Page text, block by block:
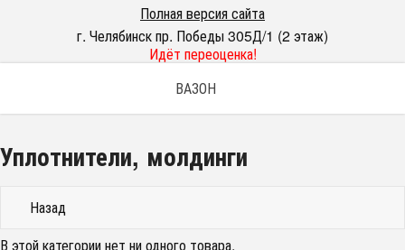
Полная версия сайта
г. Челябинск пр. Победы 305Д/1 (2 этаж)
Идёт переоценка!
ВАЗОН
Уплотнители, молдинги
Назад
В этой категории нет ни одного товара.